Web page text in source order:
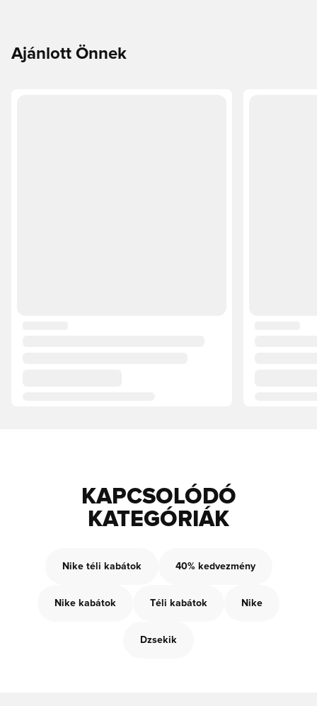
Ajánlott Önnek
KAPCSOLÓDÓ
KATEGÓRIÁK
Nike téli kabátok 40% kedvezmény
Nike kabátok Téli kabátok Nike
Dzsekik